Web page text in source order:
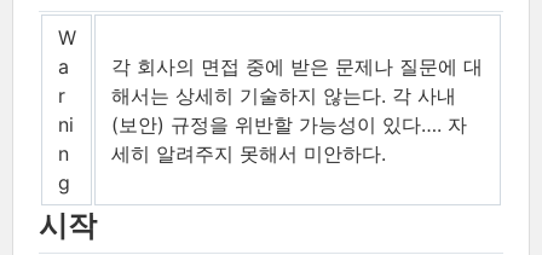
W
a
r
ni
n
g
각 회사의 면접 중에 받은 문제나 질문에 대
해서는 상세히 기술하지 않는다. 각 사내
(보안) 규정을 위반할 가능성이 있다…​. 자
세히 알려주지 못해서 미안하다.
시작